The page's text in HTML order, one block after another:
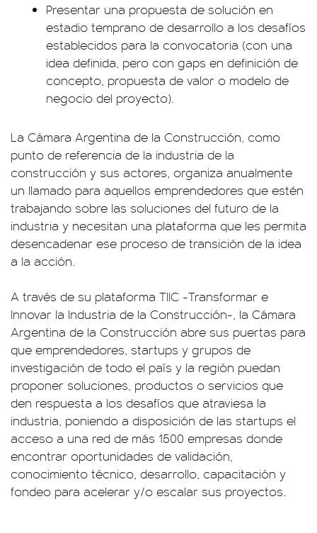
Presentar una propuesta de solución en
estadio temprano de desarrollo a los desafíos
establecidos para la convocatoria (con una
idea definida, pero con gaps en definición de
concepto, propuesta de valor o modelo de
negocio del proyecto).
La Cámara Argentina de la Construcción, como
punto de referencia de la industria de la
construcción y sus actores, organiza anualmente
un llamado para aquellos emprendedores que estén
trabajando sobre las soluciones del futuro de la
industria y necesitan una plataforma que les permita
desencadenar ese proceso de transición de la idea
a la acción.
A través de su plataforma TIIC -Transformar e
Innovar la Industria de la Construcción-, la Cámara
Argentina de la Construcción abre sus puertas para
que emprendedores, startups y grupos de
investigación de todo el país y la región puedan
proponer soluciones, productos o servicios que
den respuesta a los desafíos que atraviesa la
industria, poniendo a disposición de las startups el
acceso a una red de más 1500 empresas donde
encontrar oportunidades de validación,
conocimiento técnico, desarrollo, capacitación y
fondeo para acelerar y/o escalar sus proyectos.